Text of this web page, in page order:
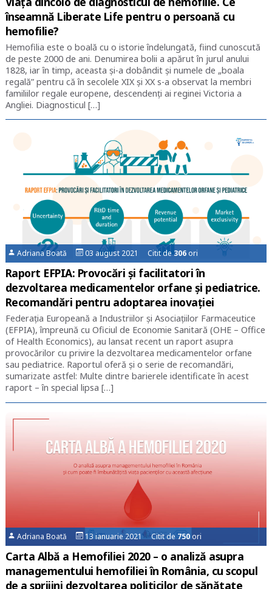
înseamnă Liberate Life pentru o persoană cu
hemofilie?
Hemofilia este o boală cu o istorie îndelungată, fiind cunoscută
de peste 2000 de ani. Denumirea bolii a apărut în jurul anului
1828, iar în timp, aceasta și-a dobândit și numele de „boala
regală” pentru că în secolele XIX și XX s-a observat la membri
familiilor regale europene, descendenți ai reginei Victoria a
Angliei. Diagnosticul […]
Adriana Boată 03 august 2021 Citit de306 ori
Raport EFPIA: Provocări și facilitatori în
dezvoltarea medicamentelor orfane și pediatrice.
Recomandări pentru adoptarea inovației
Federația Europeană a Industriilor și Asociațiilor Farmaceutice
(EFPIA), împreună cu Oficiul de Economie Sanitară (OHE – Office
of Health Economics), au lansat recent un raport asupra
provocărilor cu privire la dezvoltarea medicamentelor orfane
sau pediatrice. Raportul oferă și o serie de recomandări,
sumarizate astfel: Multe dintre barierele identificate în acest
raport – în special lipsa […]
Adriana Boată 13 ianuarie 2021 Citit de750 ori
Carta Albă a Hemofiliei 2020 – o analiză asupra
managementului hemofiliei în România, cu scopul
de a sprijini dezvoltarea politicilor de sănătate